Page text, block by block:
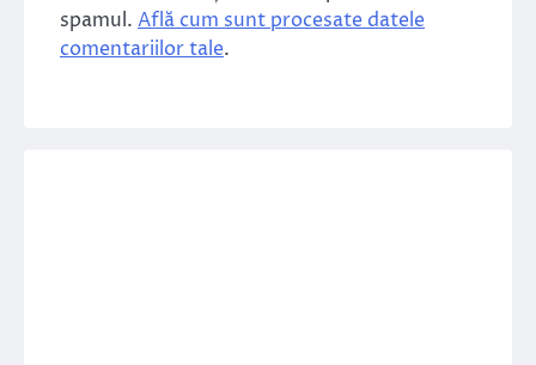
spamul. Află cum sunt procesate datele
comentariilor tale.